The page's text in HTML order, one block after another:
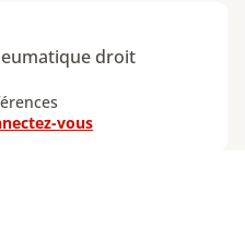
droit
vous